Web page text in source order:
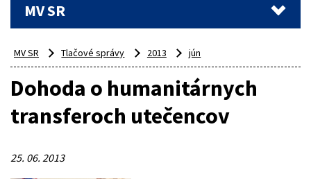
MV SR
MV SR Tlačové správy 2013 jún
Dohoda o humanitárnych
transferoch utečencov
25. 06. 2013